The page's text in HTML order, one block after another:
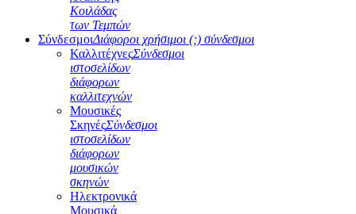
Κοιλάδας
των Τεμπών
ΣύνδεσμοιΔιάφοροι χρήσιμοι (;) σύνδεσμοι
ΚαλλιτέχνεςΣύνδεσμοι
ιστοσελίδων
διάφορων
καλλιτεχνών
Μουσικές
ΣκηνέςΣύνδεσμοι
ιστοσελίδων
διάφορων
μουσικών
σκηνών
Ηλεκτρονικά
Μουσικά